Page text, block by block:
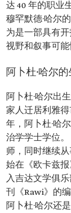
达 40 年的职业
穆罕默德·哈尔
为是一部具有
视野和叙事可能
阿卜杜·哈尔
阿卜杜·哈尔出
家人迁居利雅
年，阿卜杜·哈
治学学士学位
师，同时继续从
始在《欧卡兹
入吉达文学俱
刊《Rawi》的
阿卜杜·哈尔还